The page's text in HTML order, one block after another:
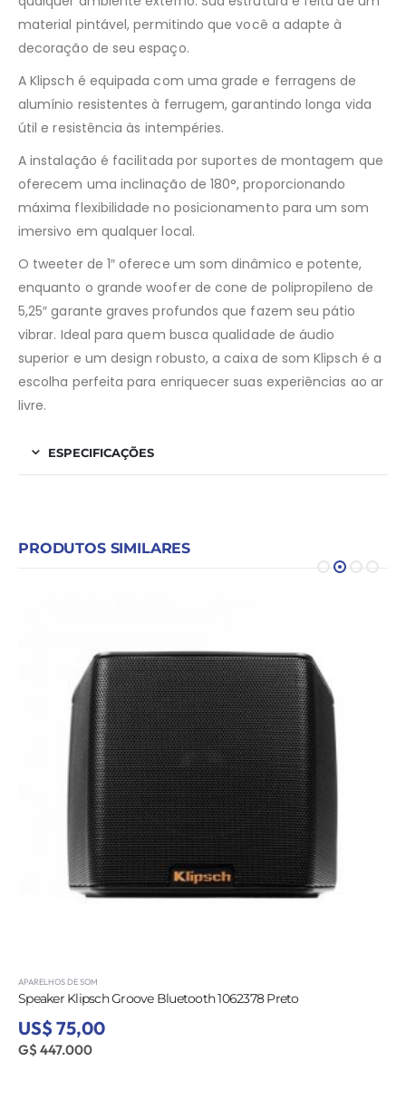
material pintável, permitindo que você a adapte à
decoração de seu espaço.
A Klipsch é equipada com uma grade e ferragens de
alumínio resistentes à ferrugem, garantindo longa vida
útil e resistência às intempéries.
A instalação é facilitada por suportes de montagem que
oferecem uma inclinação de 180°, proporcionando
máxima flexibilidade no posicionamento para um som
imersivo em qualquer local.
O tweeter de 1″ oferece um som dinâmico e potente,
enquanto o grande woofer de cone de polipropileno de
5,25″ garante graves profundos que fazem seu pátio
vibrar. Ideal para quem busca qualidade de áudio
superior e um design robusto, a caixa de som Klipsch é a
escolha perfeita para enriquecer suas experiências ao ar
livre.
ESPECIFICAÇÕES
PRODUTOS SIMILARES
APARELHOS DE SOM
Speaker Klipsch Groove Bluetooth 1062378 Preto
US$ 75,00
G$ 447.000